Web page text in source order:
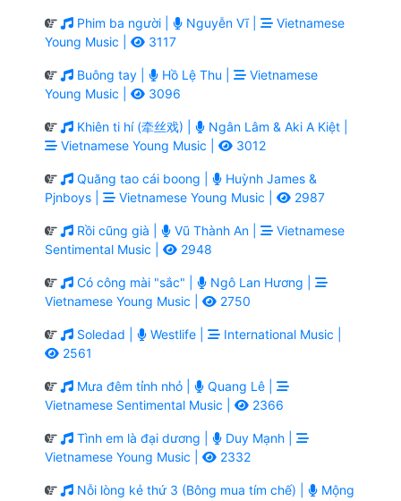
Phim ba người | Nguyễn Vĩ |
Vietnamese
Young Music |
3117
Buông tay | Hồ Lệ Thu |
Vietnamese
Young Music |
3096
Khiên ti hí (牵丝戏) |
Ngân Lâm & Aki A Kiệt |
Vietnamese Young Music |
3012
Quăng tao cái boong |
Huỳnh James &
Pjnboys |
Vietnamese Young Music | 2987
Rồi cũng già | Vũ Thành An |
Vietnamese
Sentimental Music |
2948
Có công mài "sắc" |
Ngô Lan Hương |
Vietnamese Young Music |
2750
Soledad | Westlife |
International Music |
2561
Mưa đêm tỉnh nhỏ |
Quang Lê |
Vietnamese Sentimental Music |
2366
Tình em là đại dương |
Duy Mạnh |
Vietnamese Young Music |
2332
Nỗi lòng kẻ thứ 3 (Bông mua tím chế) |
Mộng